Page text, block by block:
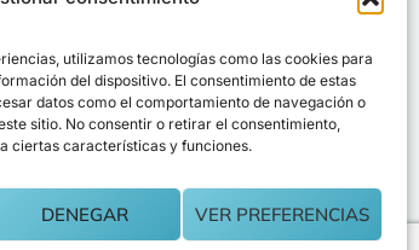
utilizamos tecnologías como las cookies para
del dispositivo. El consentimiento de estas
datos como el comportamiento de navegación o
sitio. No consentir o retirar el consentimiento,
ciertas características y funciones.
DENEGAR VER PREFERENCIAS